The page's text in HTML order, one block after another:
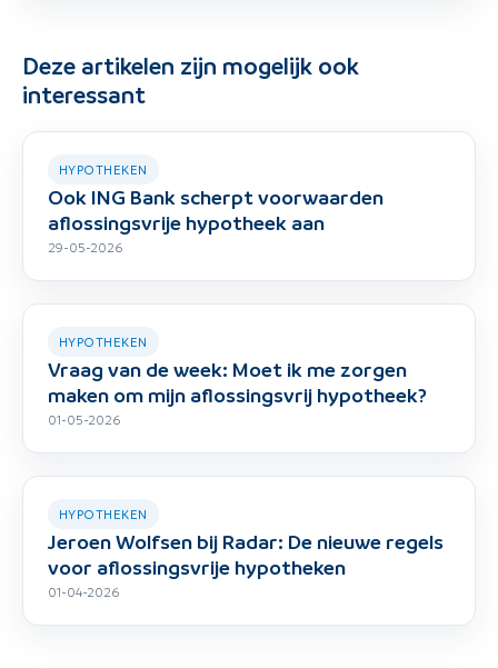
Deze artikelen zijn mogelijk ook
interessant
HYPOTHEKEN
Ook ING Bank scherpt voorwaarden
aflossingsvrije hypotheek aan
29-05-2026
HYPOTHEKEN
Vraag van de week: Moet ik me zorgen
maken om mijn aflossingsvrij hypotheek?
01-05-2026
HYPOTHEKEN
Jeroen Wolfsen bij Radar: De nieuwe regels
voor aflossingsvrije hypotheken
01-04-2026